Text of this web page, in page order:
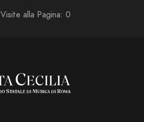
Visite alla Pagina: 0